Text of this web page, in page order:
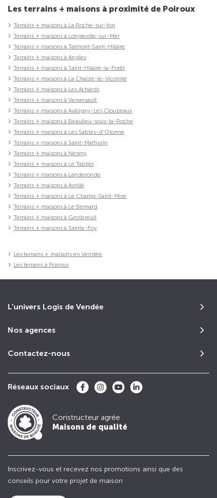
Les terrains + maisons à proximité de Poiroux
Terrains + maisons à La Roche-sur-Yon
Terrains + maisons à Longeville-sur-Mer
Terrains + maisons à Talmont-Saint-Hilaire
Terrains + maisons à Angles
Terrains + maisons à Saint-Hilaire-la-Forêt
Terrains + maisons à La Chaize-le-Vicomte
Terrains + maisons à Les Achards
Terrains + maisons à Venansault
Terrains + maisons à Aubigny-Les Clouzeaux
Terrains + maisons à Beaulieu-sous-la-Roche
Terrains + maisons à Les Sables-d'Olonne
Terrains + maisons à Saint-Mathurin
Terrains + maisons à Nesmy
Terrains + maisons à Le Tablier
Terrains + maisons à Landeronde
Terrains + maisons à Avrillé
Terrains + maisons à Le Champ-Saint-Père
Terrains + maisons à Le Bernard
Terrains + maisons à Grosbreuil
Terrains + maisons à Sainte-Foy
Les terrains + maisons en Vendée
Les terrains à Poiroux
L'univers Logis de Vendée
Nos agences
Contactez-nous
Réseaux sociaux
Constructeur agrée
Maisons de qualité
Inscrivez-vous et recevez nos promotions ainsi que des
conseils pour votre projet de maison